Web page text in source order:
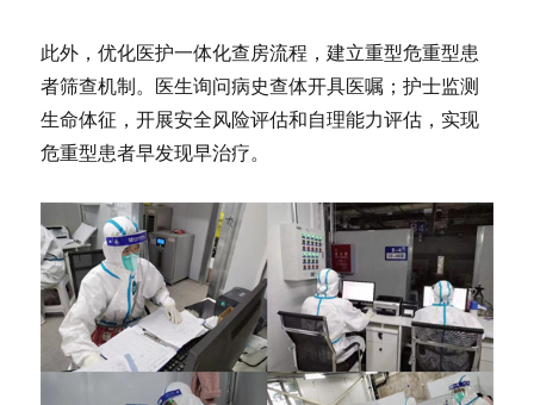
此外，优化医护一体化查房流程，建立重型危重型患
者筛查机制。医生询问病史查体开具医嘱；护士监测
生命体征，开展安全风险评估和自理能力评估，实现
危重型患者早发现早治疗。